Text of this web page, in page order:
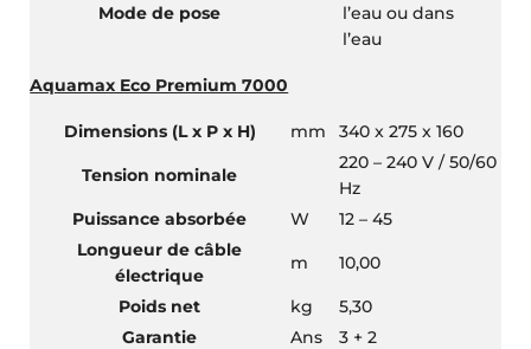
Mode de pose
l’eau ou dans
l’eau
Aquamax Eco Premium 7000
Dimensions (L x P x H) mm 340 x 275 x 160
Tension nominale
220 – 240 V / 50/60
Hz
Puissance absorbée
W
12 – 45
Longueur de câble
électrique
m 10,00
Poids net kg
5,30
Garantie
Ans 3 + 2